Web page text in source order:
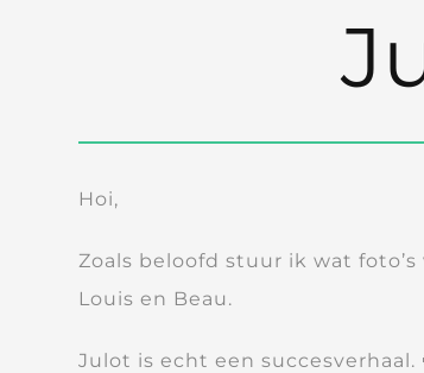
Hoi,
Zoals beloofd stuur ik wat
Louis en Beau.
Julot is echt een succesverhaal.